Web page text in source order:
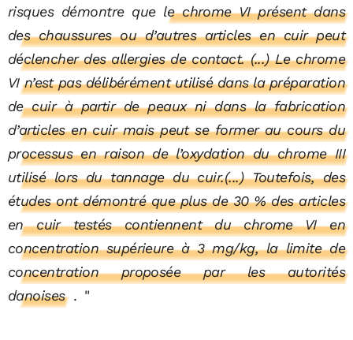
risques démontre quele chrome VI présent dans
des chaussures ou d’autres articles en cuir peut
déclencher des allergies de contact. (...) Le chrome
VI n’est pas délibérément utilisé dans la préparation
de cuir à partir de peaux ni dans la fabrication
d’articles en cuir mais peut se former au cours du
processus en raison de l’oxydation du chrome III
utilisé lors du tannage du cuir.(...) Toutefois, des
études ont démontré que plus de 30 % des articles
en cuir testés contiennent du chrome VI en
concentration supérieure à 3 mg/kg, la limite de
concentration proposée par les autorités
danoises . "